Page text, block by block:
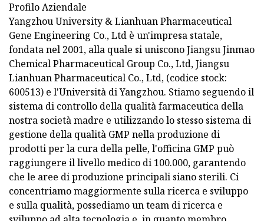
Profilo Aziendale
Yangzhou University & Lianhuan Pharmaceutical
Gene Engineering Co., Ltd è un'impresa statale,
fondata nel 2001, alla quale si uniscono Jiangsu Jinmao
Chemical Pharmaceutical Group Co., Ltd, Jiangsu
Lianhuan Pharmaceutical Co., Ltd, (codice stock:
600513) e l'Università di Yangzhou. Stiamo seguendo il
sistema di controllo della qualità farmaceutica della
nostra società madre e utilizzando lo stesso sistema di
gestione della qualità GMP nella produzione di
prodotti per la cura della pelle, l'officina GMP può
raggiungere il livello medico di 100.000, garantendo
che le aree di produzione principali siano sterili. Ci
concentriamo maggiormente sulla ricerca e sviluppo
e sulla qualità, possediamo un team di ricerca e